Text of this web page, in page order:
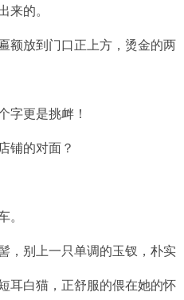
的。
放到门口正上方，烫金的两
更是挑衅！
铺的对面？
。
别上一只单调的玉钗，朴实
耳白猫，正舒服的偎在她的怀